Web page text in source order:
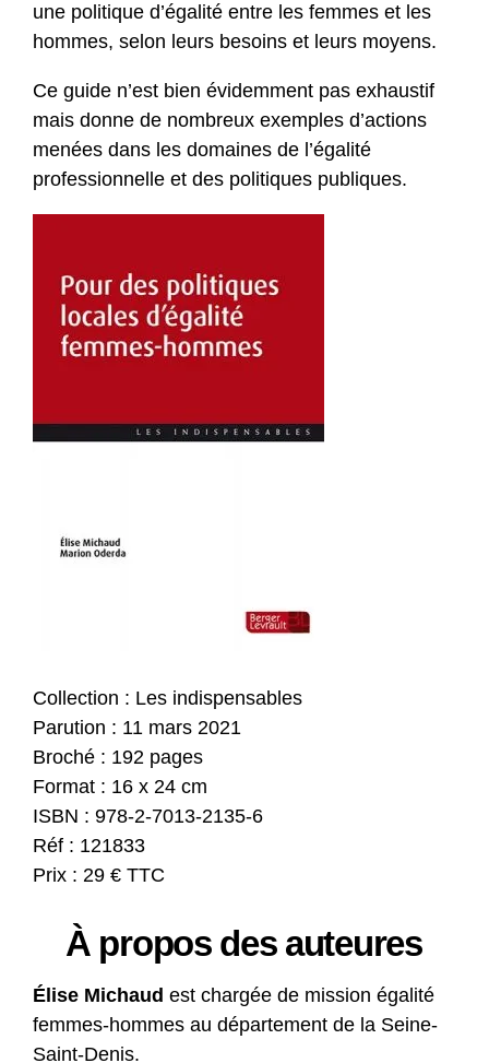
une politique d’égalité entre les femmes et les
hommes, selon leurs besoins et leurs moyens.
Ce guide n’est bien évidemment pas exhaustif
mais donne de nombreux exemples d’actions
menées dans les domaines de l’égalité
professionnelle et des politiques publiques.
Collection : Les indispensables
Parution : 11 mars 2021
Broché : 192 pages
Format : 16 x 24 cm
ISBN : 978-2-7013-2135-6
Réf : 121833
Prix : 29 € TTC
À propos des auteures
Élise Michaud est chargée de mission égalité
femmes-hommes au département de la Seine-
Saint-Denis.